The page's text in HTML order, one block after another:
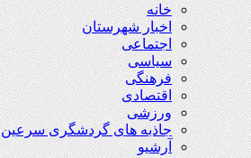
خانه
اخبار شهرستان
اجتماعی
سیاسی
فرهنگی
اقتصادی
ورزشی
جاذبه های گردشگری سرعین
آرشیو